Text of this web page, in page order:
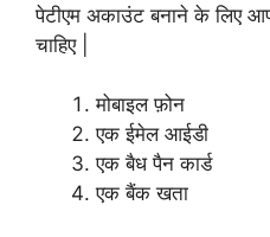
पेटीएम अकाउंट बनाने के लिए
चाहिए |
मोबाइल फ़ोन
एक ईमेल आईडी
एक बैध पैन कार्ड
एक बैंक खता